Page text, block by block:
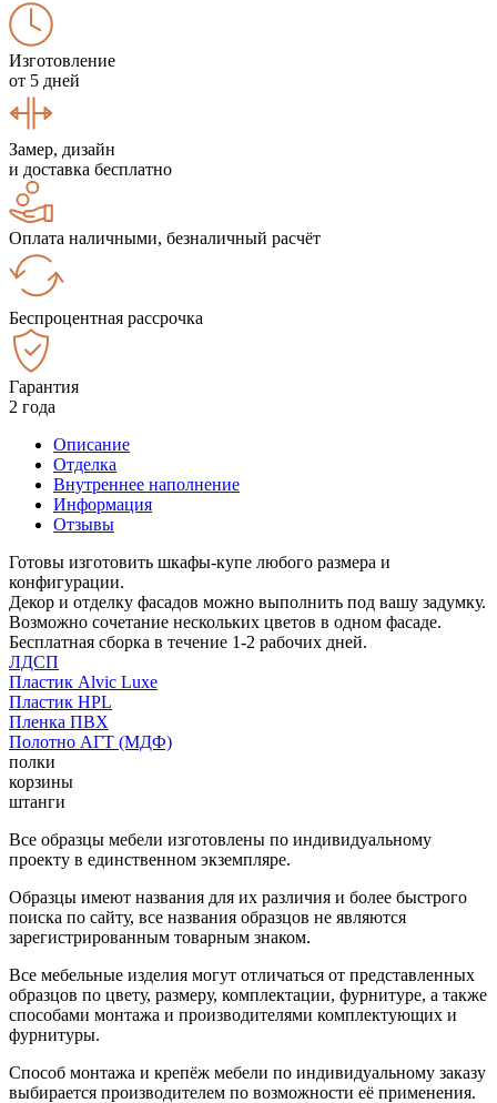
Изготовление
от 5 дней
Замер, дизайн
и доставка бесплатно
Оплата наличными, безналичный расчёт
Беспроцентная рассрочка
Гарантия
2 года
Описание
Отделка
Внутреннее наполнение
Информация
Отзывы
Готовы изготовить шкафы-купе любого размера и
конфигурации.
Декор и отделку фасадов можно выполнить под вашу задумку.
Возможно сочетание нескольких цветов в одном фасаде.
Бесплатная сборка в течение 1-2 рабочих дней.
ЛДСП
Пластик Alvic Luxe
Пластик HPL
Пленка ПВХ
Полотно АГТ (МДФ)
полки
корзины
штанги
Все образцы мебели изготовлены по индивидуальному
проекту в единственном экземпляре.
Образцы имеют названия для их различия и более быстрого
поиска по сайту, все названия образцов не являются
зарегистрированным товарным знаком.
Все мебельные изделия могут отличаться от представленных
образцов по цвету, размеру, комплектации, фурнитуре, а также
способами монтажа и производителями комплектующих и
фурнитуры.
Способ монтажа и крепёж мебели по индивидуальному заказу
выбирается производителем по возможности её применения.